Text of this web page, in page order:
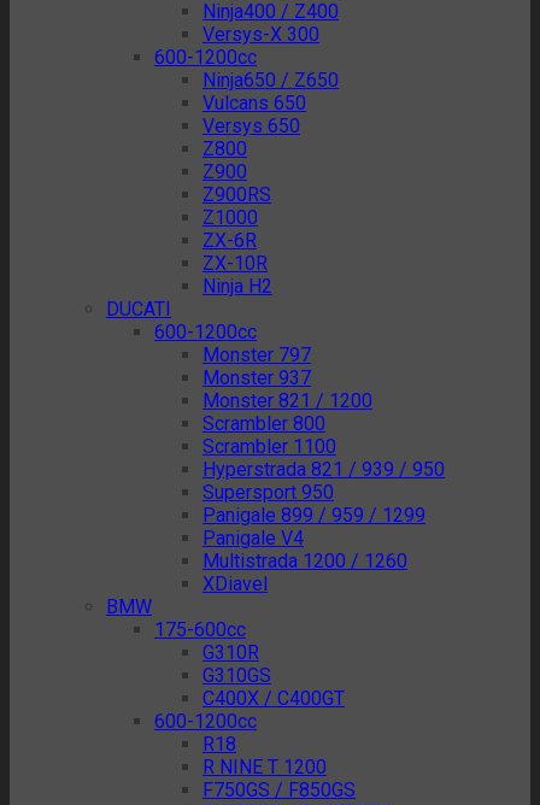
Ninja400 / Z400
Versys-X 300
600-1200cc
Ninja650 / Z650
Vulcans 650
Versys 650
Z800
Z900
Z900RS
Z1000
ZX-6R
ZX-10R
Ninja H2
DUCATI
600-1200cc
Monster 797
Monster 937
Monster 821 / 1200
Scrambler 800
Scrambler 1100
Hyperstrada 821 / 939 / 950
Supersport 950
Panigale 899 / 959 / 1299
Panigale V4
Multistrada 1200 / 1260
XDiavel
BMW
175-600cc
G310R
G310GS
C400X / C400GT
600-1200cc
R18
R NINE T 1200
F750GS / F850GS